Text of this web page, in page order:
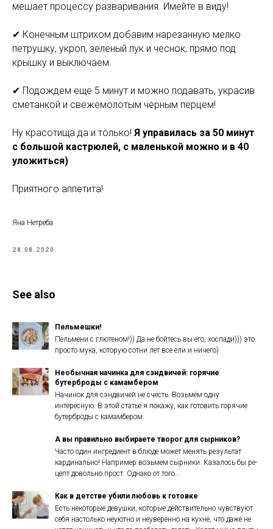
мешает процессу разваривания. Имейте в виду!
✔ Конечным штрихом добавим нарезанную мелко
петрушку, укроп, зеленый лук и чеснок, прямо под
крышку и выключаем.
✔ Подождем еще 5 минут и можно подавать, украсив
сметанкой и свежемолотым черным перцем!
Ну красотища да и только! Я управилась за 50 минут
с большой кастрюлей, с маленькой можно и в 40
уложиться)
Приятного аппетита!
Яна Нетреба
28.08.2020
See also
Пельмешки!
Пельмени с глютеном!)) Да не бойтесь вы его, хоспади))) это
просто мука, которую сотни лет все ели и ничего)
Необычная начинка для сэндвичей: горячие
бутерброды с камамбером
Начинок для сэндвичей не счесть. Возьмём одну
интересную. В этой статье я покажу, как готовить горячие
бутерброды с камамбером​.​
А вы правильно выбираете творог для сырников?
Часто один ингредиент в блюде может меня­ть результат
кардина­льно! Например возьмем сыр­ники. Казалось бы ре­
цепт довольно прост. Однако от того...
Как в детстве убили любовь к готовке
Есть некоторые девушки, которые действительно чувствуют
себя настолько неуютно и неуверенно на кухне, что даже не